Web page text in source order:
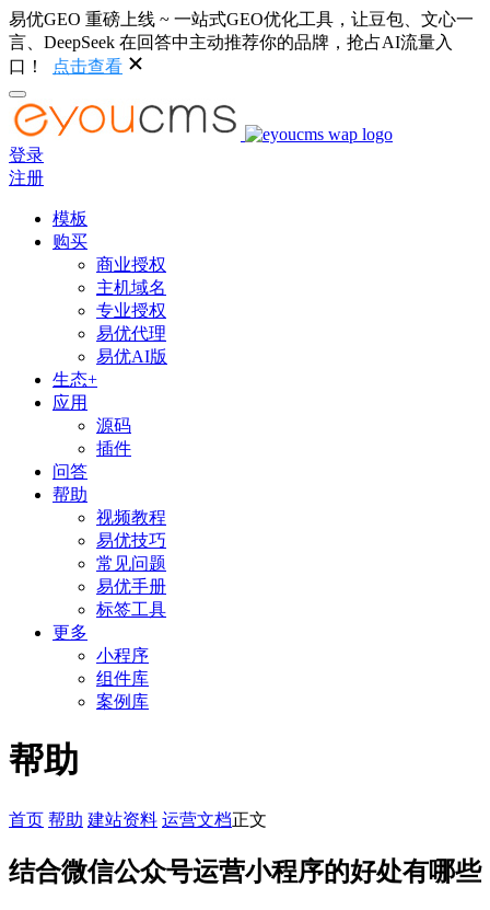
易优GEO 重磅上线 ~ 一站式GEO优化工具，让豆包、文心一
言、DeepSeek 在回答中主动推荐你的品牌，抢占AI流量入
口！
点击查看
登录
注册
模板
购买
商业授权
主机域名
专业授权
易优代理
易优AI版
生态+
应用
源码
插件
问答
帮助
视频教程
易优技巧
常见问题
易优手册
标签工具
更多
小程序
组件库
案例库
帮助
首页 帮助 建站资料 运营文档正文
结合微信公众号运营小程序的好处有哪些